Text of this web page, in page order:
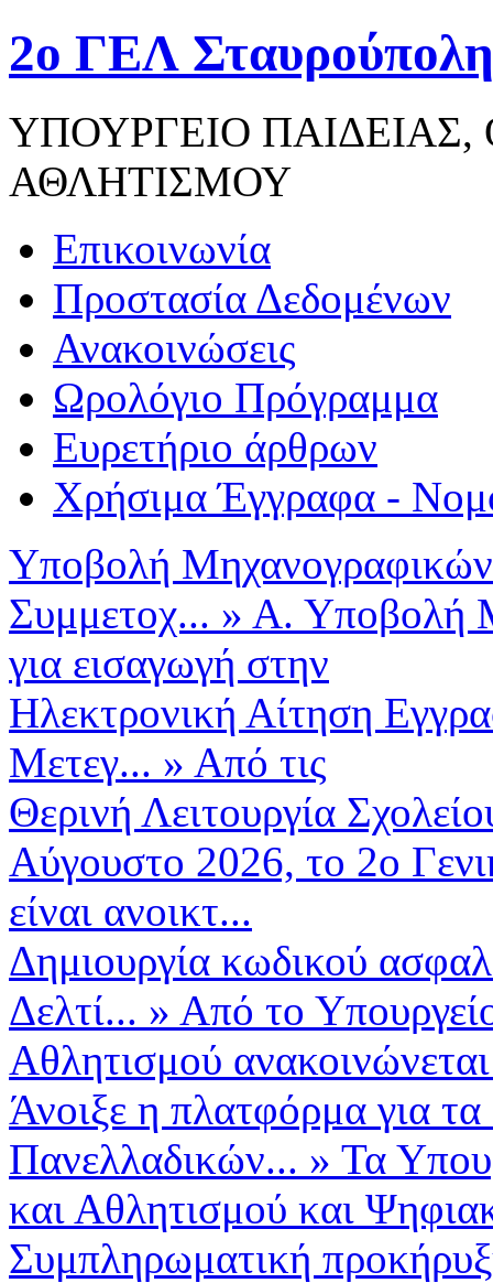
2ο ΓΕΛ
ΥΠΟΥΡΓΕΙΟ
ΑΘΛΗΤΙΣΜΟΥ
Επικοινωνία
Προστασία Δεδομένων
Ανακοινώσεις
Ωρολόγιο Πρόγραμμα
Ευρετήριο άρθρων
Χρήσιμα Έγγραφα -
Υποβολή
Συμμετοχ... » Α. Υποβολή
για εισαγωγή στην
Ηλεκτρονική Αίτηση
Μετεγ... » Από τις
Θερινή Λειτουργία
Αύγουστο 2026, το 2ο
είναι ανοικτ...
Δημιουργία κωδικού
Δελτί... » Από το
Αθλητισμού ανακοινώνεται
Άνοιξε η πλατφόρμα για
Πανελλαδικών... » Τα
και Αθλητισμού και
Συμπληρωματική